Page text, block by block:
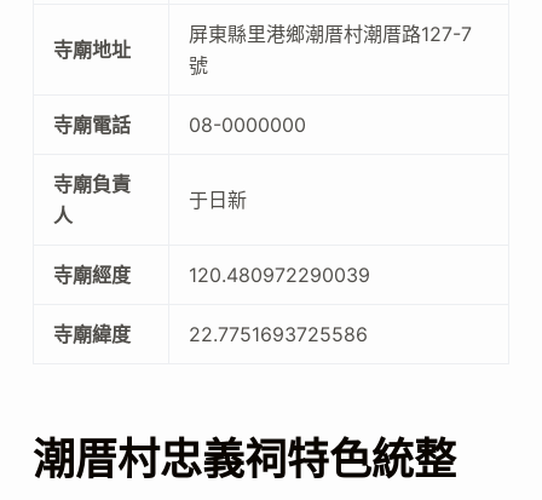
寺廟地址
屏東縣里港鄉潮厝村潮厝路127-7
號
寺廟電話 08-0000000
寺廟負責
人
于日新
寺廟經度 120.480972290039
寺廟緯度 22.7751693725586
潮厝村忠義祠特色統整